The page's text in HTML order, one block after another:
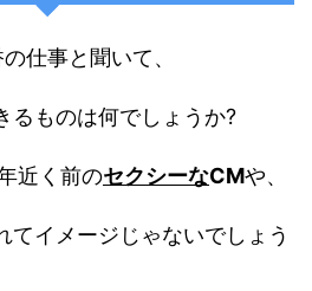
仕事と聞いて、
るものは何でしょうか?
近く前のセクシーなCMや、
てイメージじゃないでしょう